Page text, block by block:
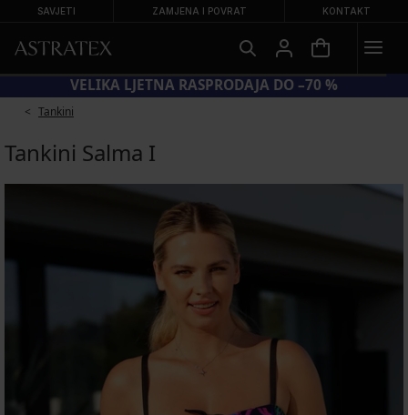
SAVJETI ZAMJENA I POVRAT KONTAKT
BRA20 = GRUDNJACI −20 %
Tankini
Tankini Salma I